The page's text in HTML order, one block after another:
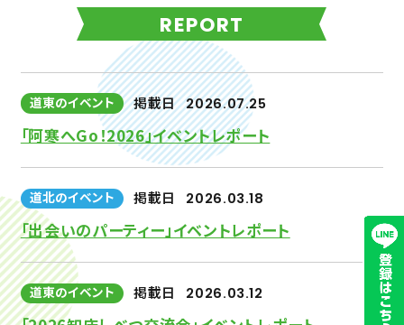
REPORT
道東のイベント 掲載日 2026.07.25
「阿寒へGo！2026」イベントレポート
道北のイベント 掲載日 2026.03.18
「出会いのパーティー」イベントレポート
道東のイベント 掲載日 2026.03.12